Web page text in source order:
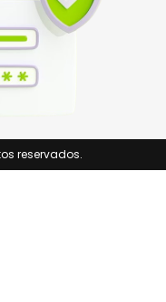
reservados.